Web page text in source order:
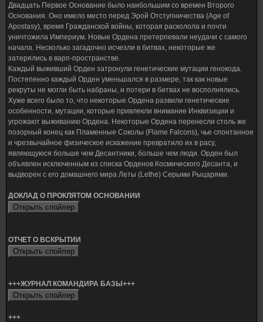
Двадцать Первое Основание было наибольшим со времен Второго
Основания. Оно имело место перед Эрой Отступничества (Age of
Apostasy), время Гражданской войны, которая расколола и почти
уничтожила Империум. Новые Ордена претерпевали неудачи с самого
начала. Несколько загадочно исчезли в битвах, некоторые же
затерялись в варп-пространстве.
Каждый выживший Орден затронули генетические мутации генокода.
Постепенно каждый Орден уменьшался в размере, так как новые
рекруты не могли быть набраны, и потери в битвах не восполнялись.
Хуже всего было то, что некоторые Ордена развили генетические
особенности, мутации, которые привлекли внимание Инквизиции и
угрожают выживанию Ордена. Некоторые Ордена перенесли столь же
позорный конец как Пламенные Соколы (Flame Falcons), чье спонтанное
и чрезвычайное физическое искажение превратило их в расу,
являющуюся больше чем Десантники, больше чем люди. Орден был
объявлен исключенным из списка Орденов Космического Десанта, и
выдворен с его домашнего мира Леты (Lethe) Серыми Рыцарями.
ДОКЛАД О ПРОКЛЯТОМ ОСНОВАНИИ
ОТЧЕТ О ВСКРЫТИИ
+++ЖУРНАЛ КОМАНДИРА БАЗЫ+++
+++